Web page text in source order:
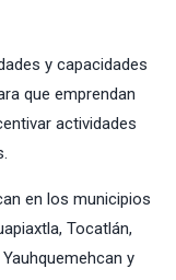
y capacidades
que emprendan
actividades
en los municipios
Tocatlán,
y